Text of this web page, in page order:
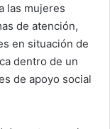
las mujeres
de atención,
en situación de
dentro de un
de apoyo social